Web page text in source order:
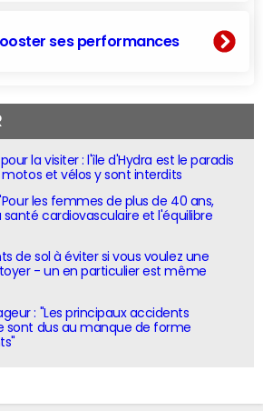
ses performances
la visiter : l'île d'Hydra est le paradis
motos et vélos y sont interdits
"Pour les femmes de plus de 40 ans,
cardiovasculaire et l'équilibre
de sol à éviter si vous voulez une
- un en particulier est même
: "Les principaux accidents
sont dus au manque de forme